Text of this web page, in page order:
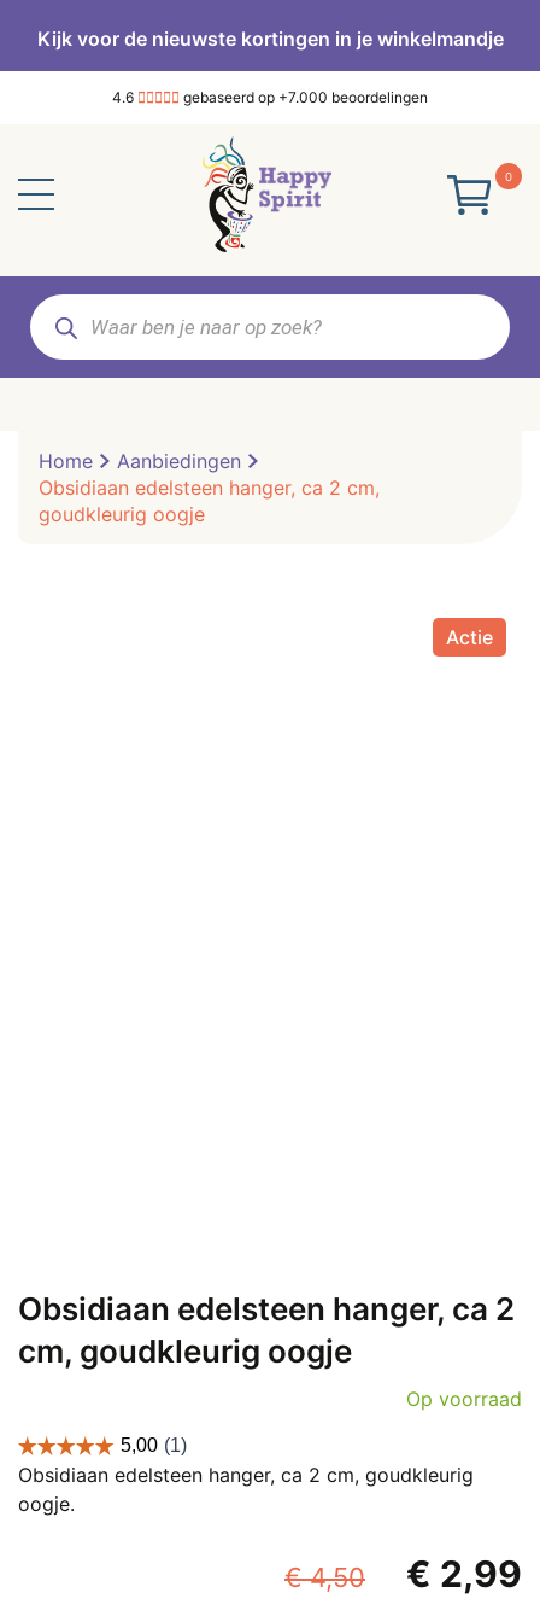
Kijk voor de nieuwste kortingen in je winkelmandje
4.6 gebaseerd op +7.000 beoordelingen
0
Producten
zoeken
Home
Aanbiedingen
Obsidiaan edelsteen hanger, ca 2 cm,
goudkleurig oogje
Actie
Obsidiaan edelsteen hanger, ca 2
cm, goudkleurig oogje
Op voorraad
Obsidiaan edelsteen hanger, ca 2 cm, goudkleurig
oogje.
€4,50 € 2,99